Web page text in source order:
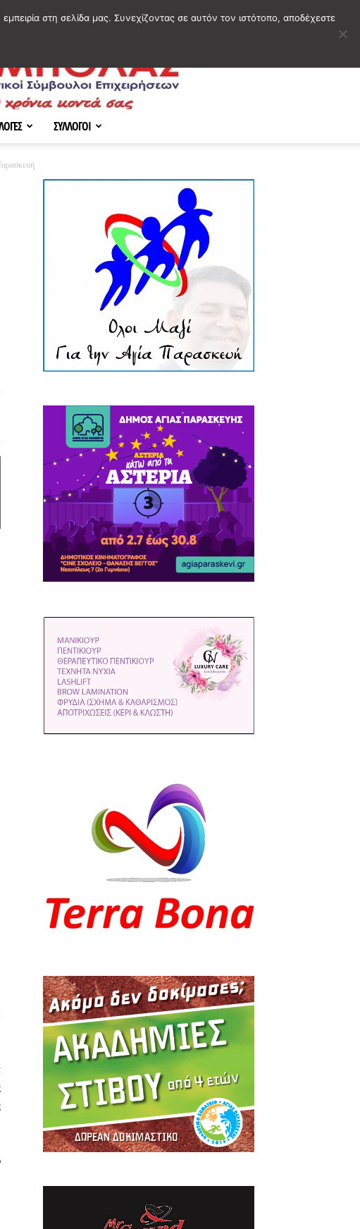
ΣΥΛΛΟΓΟΙ
στη σελίδα μας. Συνεχίζοντας σε αυτόν τον ιστότοπο, αποδέχεστε